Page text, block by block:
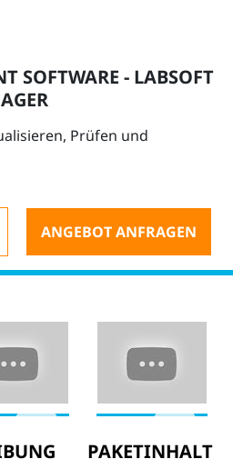
SOFTWARE - LABSOFT
Prüfen und
ANGEBOT ANFRAGEN
PAKETINHALT